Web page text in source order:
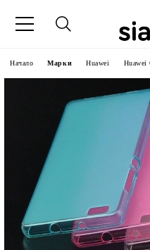
Начало Марки Huawei